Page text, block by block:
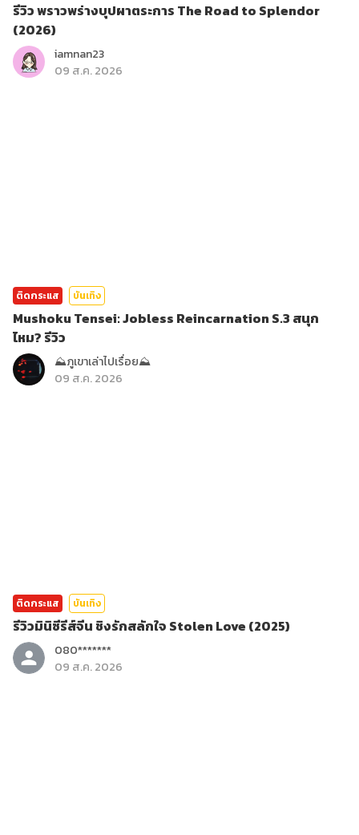
รีวิว พราวพร่างบุปผาตระการ The Road to Splendor
(2026)
iamnan23
09 ส.ค. 2026
ติดกระแส บันเทิง
Mushoku Tensei: Jobless Reincarnation S.3 สนุก
ไหม? รีวิว
⛰️ภูเขาเล่าไปเรื่อย⛰️
09 ส.ค. 2026
ติดกระแส บันเทิง
รีวิวมินิซีรีส์จีน ชิงรักสลักใจ Stolen Love (2025)
080*******
09 ส.ค. 2026